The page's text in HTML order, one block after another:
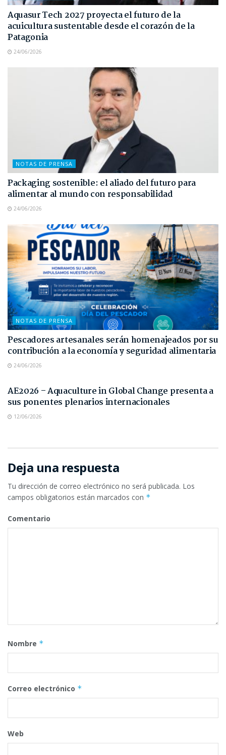
Aquasur Tech 2027 proyecta el futuro de la
acuicultura sustentable desde el corazón de la
Patagonia
24/06/2026
NOTAS DE PRENSA
Packaging sostenible: el aliado del futuro para
alimentar al mundo con responsabilidad
24/06/2026
NOTAS DE PRENSA
Pescadores artesanales serán homenajeados por su
contribución a la economía y seguridad alimentaria
24/06/2026
AE2026 – Aquaculture in Global Change presenta a
sus ponentes plenarios internacionales
12/06/2026
Deja una respuesta
Tu dirección de correo electrónico no será publicada. Los
campos obligatorios están marcados con *
Comentario
Nombre *
Correo electrónico *
Web